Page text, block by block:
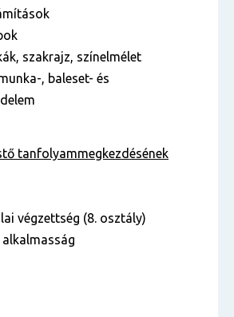
szakrajz, színelmélet
, baleset- és
tanfolyammegkezdésének
végzettség (8. osztály)